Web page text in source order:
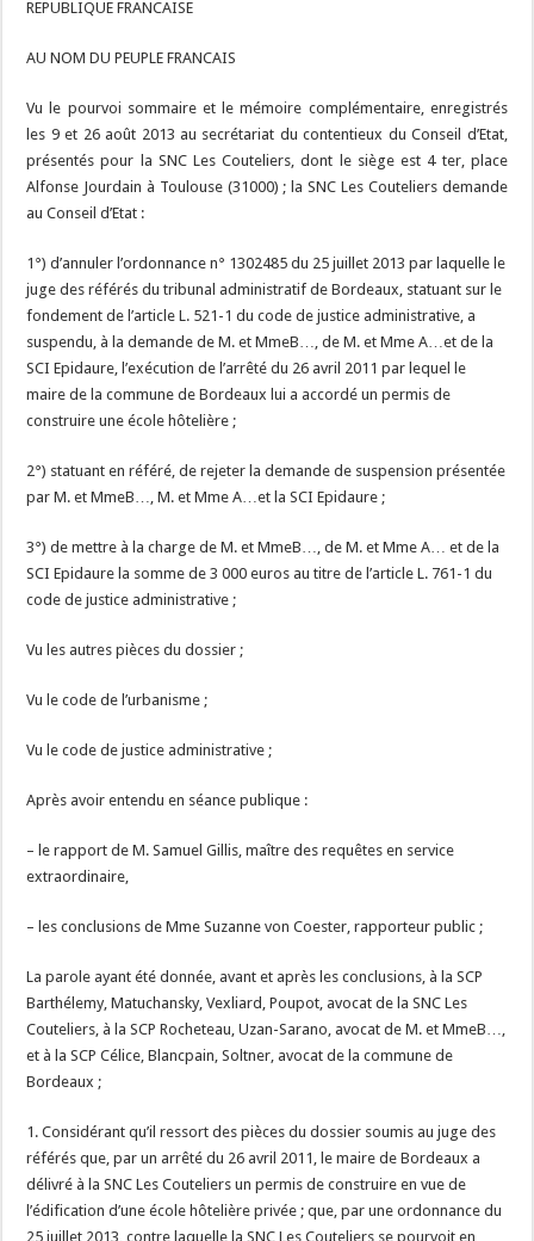
REPUBLIQUE FRANCAISE
AU NOM DU PEUPLE FRANCAIS
Vu le pourvoi sommaire et le mémoire complémentaire, enregistrés
les 9 et 26 août 2013 au secrétariat du contentieux du Conseil d’Etat,
présentés pour la SNC Les Couteliers, dont le siège est 4 ter, place
Alfonse Jourdain à Toulouse (31000) ; la SNC Les Couteliers demande
au Conseil d’Etat :
1°) d’annuler l’ordonnance n° 1302485 du 25 juillet 2013 par laquelle le
juge des référés du tribunal administratif de Bordeaux, statuant sur le
fondement de l’article L. 521-1 du code de justice administrative, a
suspendu, à la demande de M. et MmeB…, de M. et Mme A…et de la
SCI Epidaure, l’exécution de l’arrêté du 26 avril 2011 par lequel le
maire de la commune de Bordeaux lui a accordé un permis de
construire une école hôtelière ;
2°) statuant en référé, de rejeter la demande de suspension présentée
par M. et MmeB…, M. et Mme A…et la SCI Epidaure ;
3°) de mettre à la charge de M. et MmeB…, de M. et Mme A… et de la
SCI Epidaure la somme de 3 000 euros au titre de l’article L. 761-1 du
code de justice administrative ;
Vu les autres pièces du dossier ;
Vu le code de l’urbanisme ;
Vu le code de justice administrative ;
Après avoir entendu en séance publique :
– le rapport de M. Samuel Gillis, maître des requêtes en service
extraordinaire,
– les conclusions de Mme Suzanne von Coester, rapporteur public ;
La parole ayant été donnée, avant et après les conclusions, à la SCP
Barthélemy, Matuchansky, Vexliard, Poupot, avocat de la SNC Les
Couteliers, à la SCP Rocheteau, Uzan-Sarano, avocat de M. et MmeB…,
et à la SCP Célice, Blancpain, Soltner, avocat de la commune de
Bordeaux ;
1. Considérant qu’il ressort des pièces du dossier soumis au juge des
référés que, par un arrêté du 26 avril 2011, le maire de Bordeaux a
délivré à la SNC Les Couteliers un permis de construire en vue de
l’édification d’une école hôtelière privée ; que, par une ordonnance du
25 juillet 2013, contre laquelle la SNC Les Couteliers se pourvoit en